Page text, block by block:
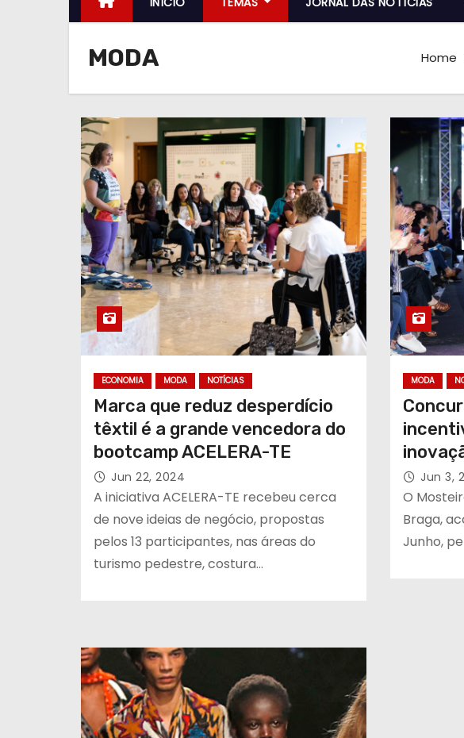
MODA Home
ECONOMIA MODA NOTÍCIAS
Marca que reduz desperdício
têxtil é a grande vencedora do
bootcamp ACELERA-TE
Jun 22, 2024
A iniciativa ACELERA-TE recebeu cerca
de nove ideias de negócio, propostas
pelos 13 participantes, nas áreas do
turismo pedestre, costura…
MODA
Jun 3,
O
Braga,
Junho,